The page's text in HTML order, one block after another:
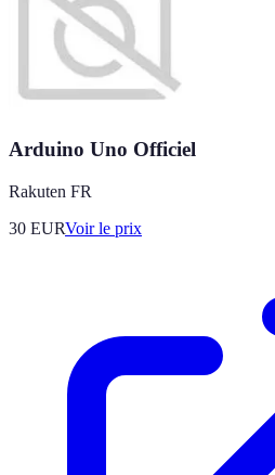
Arduino Uno Officiel
Rakuten FR
30 EURVoir le prix